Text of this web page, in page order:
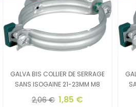
GALVA BIS COLLIER DE SERRAGE
SANS ISOGAINE 21-23MM M8
2,06 € 1,85 €